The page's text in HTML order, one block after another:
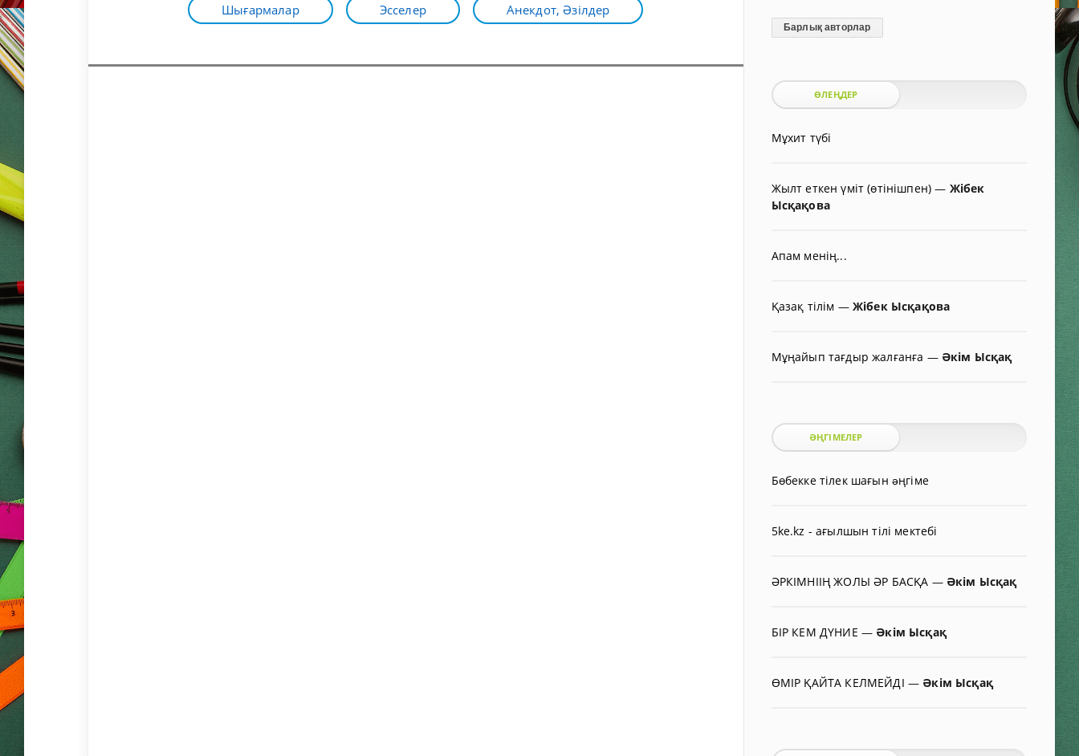
Шығармалар Эсселер Анекдот, Әзілдер
Барлық авторлар
ӨЛЕҢДЕР
Мұхит түбі
Жылт еткен үміт (өтінішпен)— Жібек
Ысқақова
Апам менің...
Қазақ тілім — Жібек Ысқақова
Мұңайып тағдыр жалғанға — Әкім Ысқақ
ӘҢГІМЕЛЕР
Бөбекке тілек шағын əңгіме
5ke.kz - ағылшын тілі мектебі
ӘРКІМНІІҢ ЖОЛЫ ӘР БАСҚА — Әкім Ысқақ
БІР КЕМ ДҮНИЕ — Әкім Ысқақ
ӨМІР ҚАЙТА КЕЛМЕЙДІ — Әкім Ысқақ